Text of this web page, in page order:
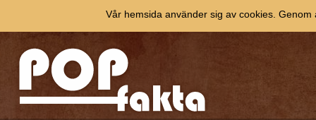
Vår hemsida använder sig av cookies.